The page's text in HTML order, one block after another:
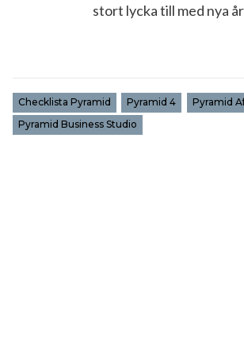
stort lycka till med nya
Checklista Pyramid Pyramid 4
Pyramid
Pyramid Business Studio